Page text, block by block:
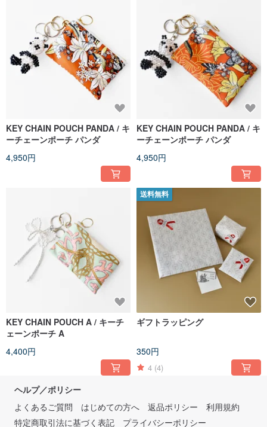
KEY CHAIN POUCH PANDA / キ
ーチェーンポーチ パンダ
4,950円
KEY CHAIN POUCH PANDA / キ
ーチェーンポーチ パンダ
4,950円
KEY CHAIN POUCH A / キーチ
ェーンポーチ A
4,400円
送料無料
ギフトラッピング
350円
4 (4)
ヘルプ／ポリシー
よくあるご質問
はじめての方へ 返品ポリシー
利用規約
特定商取引法に基づく表記
プライバシーポリシー